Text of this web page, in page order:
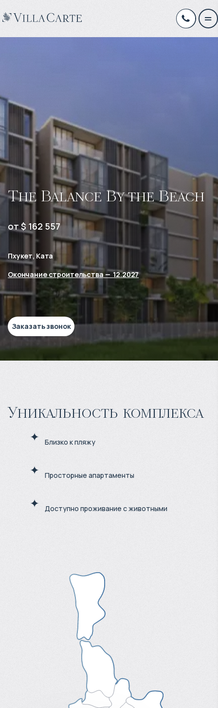
The Balance By the Beach
от $ 162 557
Пхукет, Ката
Окончание строительства—12.2027
Заказать звонок
Уникальность комплекса
Близко к пляжу
Просторные апартаменты
Доступно проживание с животными